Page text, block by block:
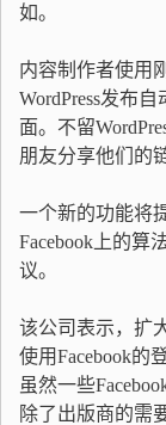
如。
内容制作者使用
WordPress发布
面。不留
朋友分享他们的
一个新的功能将
Facebook上的算
议。
该公司表示，扩
使用Facebook的
虽然一些
除了出版商的需